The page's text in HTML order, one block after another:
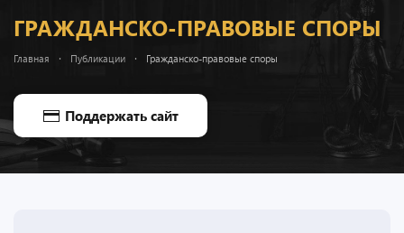
ГРАЖДАНСКО-ПРАВОВЫЕ СПОРЫ
Главная Публикации Гражданско-правовые споры
Поддержать сайт